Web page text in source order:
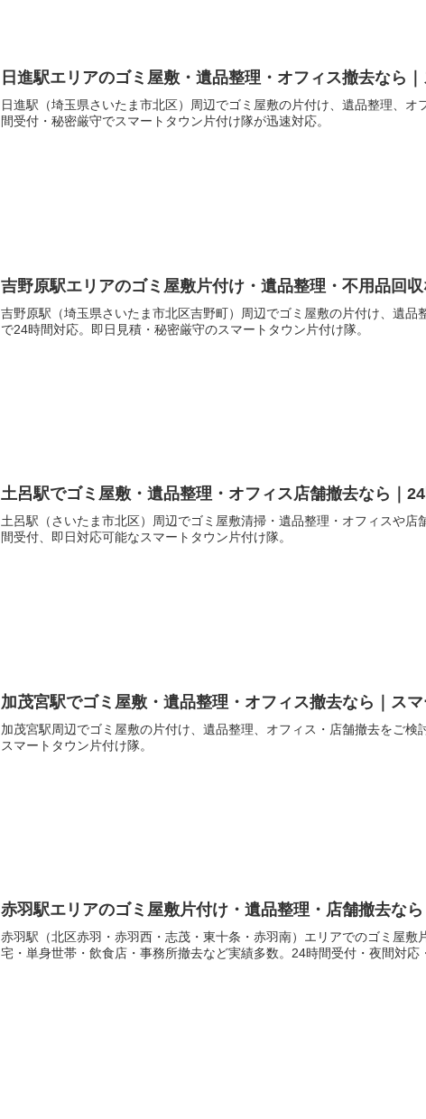
日進駅エリアのゴミ屋敷・遺品整理・オフィス撤去なら
日進駅（埼玉県さいたま市北区）周辺でゴミ屋敷の片付け、遺品整理、
間受付・秘密厳守でスマートタウン片付け隊が迅速対応。
吉野原駅エリアのゴミ屋敷片付け・遺品整理・不用品回
吉野原駅（埼玉県さいたま市北区吉野町）周辺でゴミ屋敷の片付け、遺
で24時間対応。即日見積・秘密厳守のスマートタウン片付け隊。
土呂駅でゴミ屋敷・遺品整理・オフィス店舗撤去なら｜
土呂駅（さいたま市北区）周辺でゴミ屋敷清掃・遺品整理・オフィスや
間受付、即日対応可能なスマートタウン片付け隊。
加茂宮駅でゴミ屋敷・遺品整理・オフィス撤去なら｜ス
加茂宮駅周辺でゴミ屋敷の片付け、遺品整理、オフィス・店舗撤去をご
スマートタウン片付け隊。
赤羽駅エリアのゴミ屋敷片付け・遺品整理・店舗撤去な
赤羽駅（北区赤羽・赤羽西・志茂・東十条・赤羽南）エリアでのゴミ屋
宅・単身世帯・飲食店・事務所撤去など実績多数。24時間受付・夜間対応